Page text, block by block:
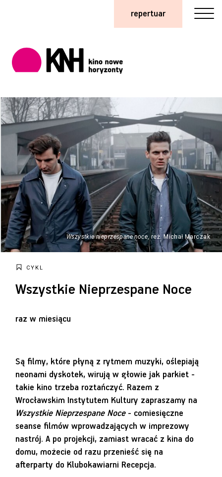
repertuar
Wszystkie nieprzespane noce, reż. Michał Marczak
CYKL
Wszystkie Nieprzespane Noce
raz w miesiącu
Są filmy, które płyną z rytmem muzyki, oślepiają
neonami dyskotek, wirują w głowie jak parkiet -
takie kino trzeba roztańczyć. Razem z
Wrocławskim Instytutem Kultury zapraszamy na
Wszystkie Nieprzespane Noce- comiesięczne
seanse filmów wprowadzających w imprezowy
nastrój. A po projekcji, zamiast wracać z kina do
domu, możecie od razu przenieść się na
afterparty do Klubokawiarni Recepcja.